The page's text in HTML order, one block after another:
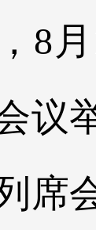
8
议
席